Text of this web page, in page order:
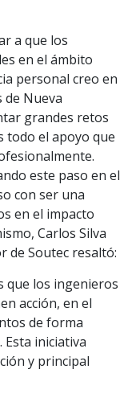
a que los
en el ámbito
personal creo en
Nueva
grandes retos
todo el apoyo que
este paso en el
con ser una
en el impacto
Carlos Silva
de Soutec resaltó:
que los ingenieros
acción, en el
de forma
Esta iniciativa
y principal